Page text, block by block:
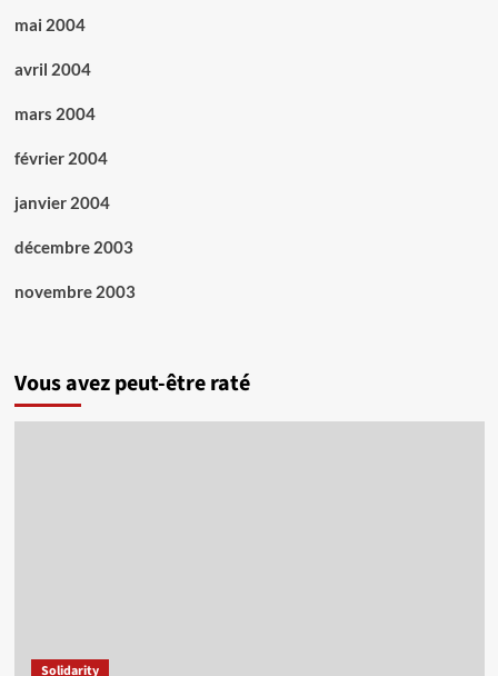
mai 2004
avril 2004
mars 2004
février 2004
janvier 2004
décembre 2003
novembre 2003
Vous avez peut-être raté
Solidarity